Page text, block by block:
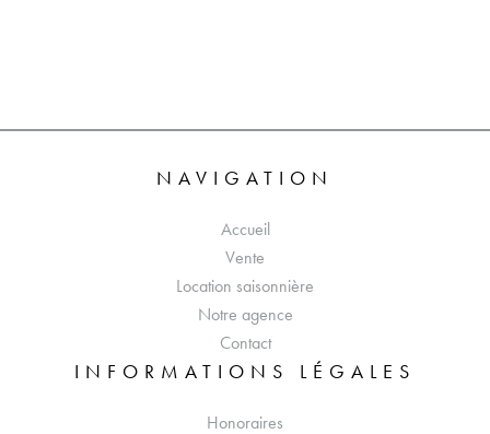
NAVIGATION
Accueil
Vente
Location saisonnière
Notre agence
Contact
INFORMATIONS LÉGALES
Honoraires